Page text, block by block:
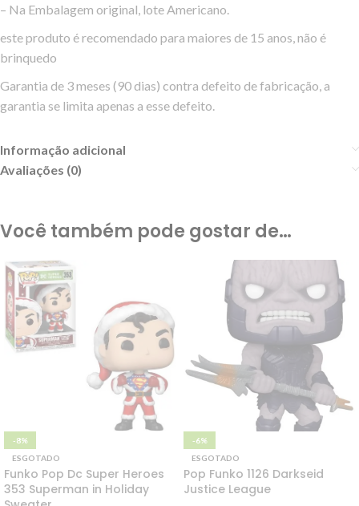
– Na Embalagem original, lote Americano.
este produto é recomendado para maiores de 15 anos, não é
brinquedo
Garantia de 3 meses (90 dias) contra defeito de fabricação, a
garantia se limita apenas a esse defeito.
Informação adicional
Avaliações (0)
Você também pode gostar de…
-8%
ESGOTADO
Funko Pop Dc Super Heroes
353 Superman in Holiday
-6%
ESGOTADO
Pop Funko 1126 Darkseid
Justice League